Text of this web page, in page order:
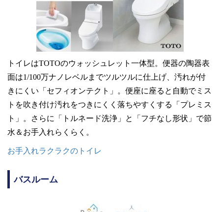
トイレはTOTOのウォッシュレット一体型。便器の陶器表
面は1/100万ナノレベルまでツルツルに仕上げ、汚れが付
きにくい「セフィオンテクト」。便座に座ると自動でミス
トを吹き付け汚れをつきにくく落ちやすくする「プレミス
ト」。さらに「トルネード洗浄」と「フチなし形状」で節
水＆お手入れらくらく。
お手入れラクラクのトイレ
バスルーム